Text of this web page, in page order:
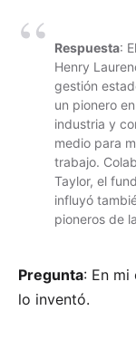
Respuesta:
Henry
gestión
un pionero
industria y
medio para
trabajo.
Taylor, el
influyó
pioneros de
Pregunta: En
lo inventó.